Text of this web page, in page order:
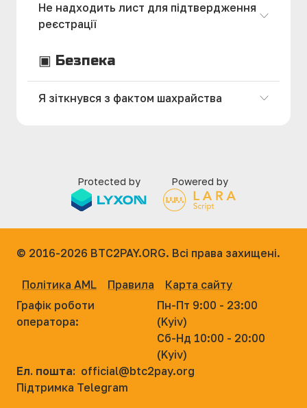
Не надходить лист для підтвердження
реєстрації
▣ Безпека
Я зіткнувся з фактом шахрайства
Protected by Powered by
© 2016-2026 BTC2PAY.ORG. Всі права захищені.
Політика AML Правила
Карта сайту
Графік роботи
оператора:
Пн-Пт 9:00 - 23:00
(Kyiv)
Сб-Нд 10:00 - 20:00
(Kyiv)
Ел. пошта: official@btc2pay.org
Підтримка Telegram